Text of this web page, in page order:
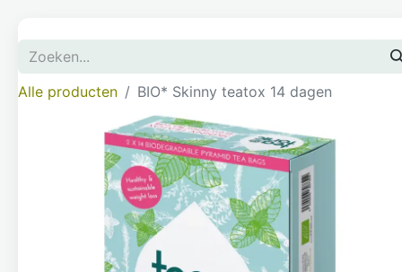
Alle producten BIO* Skinny teatox 14 dagen